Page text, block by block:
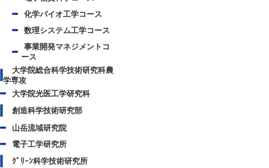
化学バイオ工学コース
数理システム工学コース
事業開発マネジメントコ
ース
大学院総合科学技術研究科農
学専攻
大学院光医工学研究科
創造科学技術研究部
山岳流域研究院
電子工学研究所
ｸﾞﾘｰﾝ科学技術研究所